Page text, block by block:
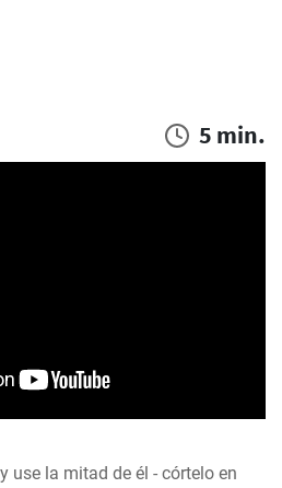
5 min.
use la mitad de él - córtelo en